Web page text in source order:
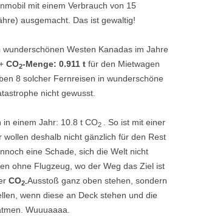
mit einem Verbrauch von 15
ausgemacht. Das ist gewaltig!
Westen Kanadas im Jahre
CO2-Menge: 0.911 t für den Mietwagen
8 solcher Fernreisen in wunderschöne
nicht gewusst.
in einem Jahr: 10.8 t CO2
. So ist mit einer
wollen deshalb nicht gänzlich für den Rest
eine Schade, sich die Welt nicht
ohne Flugzeug, wo der Weg das Ziel ist
CO2-Ausstoß ganz oben stehen, sondern
wenn diese an Deck stehen und die
Wuuuaaaa.